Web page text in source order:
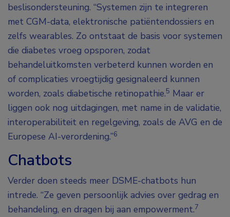
beslisondersteuning. “Systemen zijn te integreren
met CGM-data, elektronische patiëntendossiers en
zelfs wearables. Zo ontstaat de basis voor systemen
die diabetes vroeg opsporen, zodat
behandeluitkomsten verbeterd kunnen worden en
of complicaties vroegtijdig gesignaleerd kunnen
worden, zoals diabetische retinopathie.5 Maar er
liggen ook nog uitdagingen, met name in de validatie,
interoperabiliteit en regelgeving, zoals de AVG en de
Europese AI-verordening.”6
Chatbots
Verder doen steeds meer DSME-chatbots hun
intrede. “Ze geven persoonlijk advies over gedrag en
behandeling, en dragen bij aan empowerment.7